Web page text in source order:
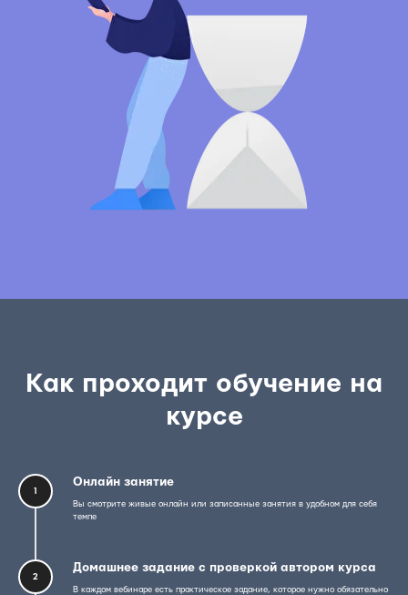
Как проходит обучение на
курсе
1
Онлайн занятие
Вы смотрите живые онлайн или записанные занятия в удобном для себя
темпе
2
Домашнее задание с проверкой автором курса
В каждом вебинаре есть практическое задание, которое нужно обязательно